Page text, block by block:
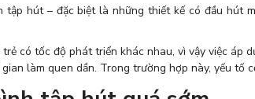
hút – đặc biệt là những thiết kế có đầu hút
trẻ có tốc độ phát triển khác nhau, vì vậy việc
làm quen dần. Trong trường hợp này, yếu tố